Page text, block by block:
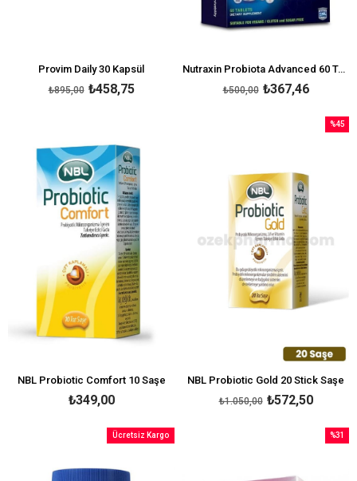
Provim Daily 30 Kapsül
₺458,75
₺895,00
Nutraxin Probiota Advanced 60 Tablet
₺367,46
₺500,00
NBL Probiotic Comfort 10 Saşe
₺349,00
NBL Probiotic Gold 20 Stick Saşe
₺572,50
₺1.050,00
%45
Ücretsiz Kargo
%31